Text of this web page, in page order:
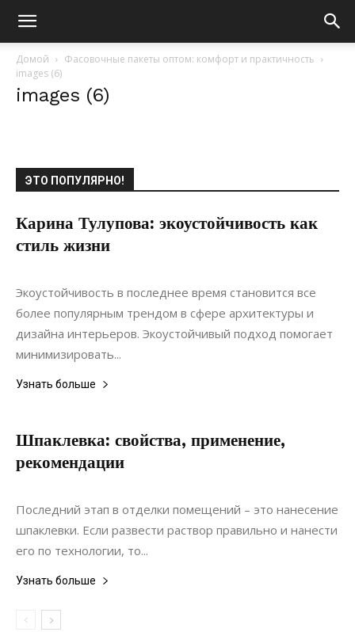
Домой
Фасовочные пакеты оптом: комфорт и практичность
images (6)
images (6)
ЭТО ПОПУЛЯРНО!
Карина Тулупова: экоустойчивость как
стиль жизни
17.08.2022
Экоустойчивость в последнее время становится все
более популярным трендом в сфере архитектуры и
дизайна интерьеров. Экоустойчивый подход помогает
минимизировать...
Узнать больше
Шпаклевка: свойства, применение,
рекомендации
23.12.2020
Последний этап в отделки помещений – это нанесение
шпаклевки. Если развести раствор правильно и нанести
его по технологии, то...
Узнать больше